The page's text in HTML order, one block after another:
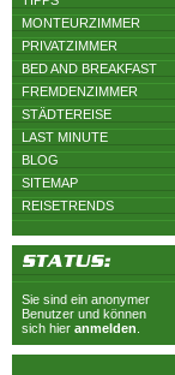
MONTEURZIMMER
PRIVATZIMMER
BED AND BREAKFAST
FREMDENZIMMER
STÄDTEREISE
LAST MINUTE
BLOG
SITEMAP
REISETRENDS
Sie sind ein anonymer
Benutzer und können
sich hier anmelden